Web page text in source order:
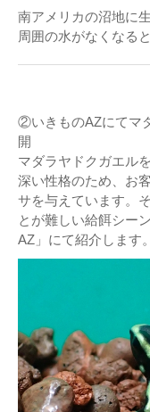
南アメリカの沼地に
周囲の水がなくなる
②いきものAZにてマ
開
マダラヤドクガエル
深い性格のため、お
サを与えています。
とが難しい給餌シー
AZ」にて紹介します。